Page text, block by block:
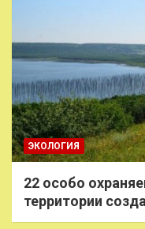
ЭКОЛОГИЯ
22 особо
территории